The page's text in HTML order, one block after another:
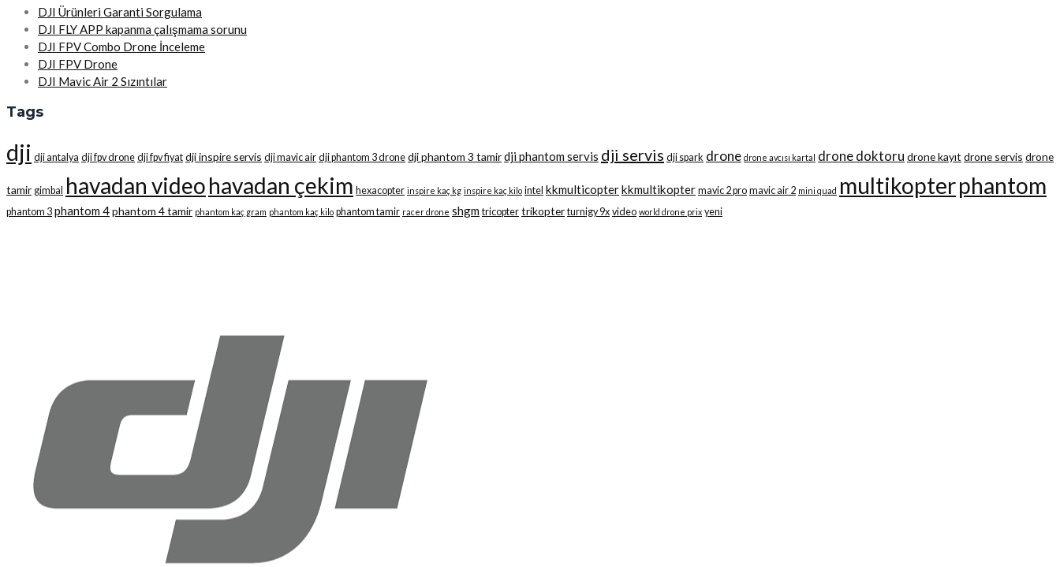
DJI Ürünleri Garanti Sorgulama
DJI FLY APP kapanma çalışmama sorunu
DJI FPV Combo Drone İnceleme
DJI FPV Drone
DJI Mavic Air 2 Sızıntılar
Tags
dji dji antalya dji fpv drone dji fpv fiyat dji inspire servis dji mavic air dji phantom 3 drone dji phantom 3 tamirdji phantom servis dji servis dji spark drone drone avcısı kartal drone doktoru drone kayıt drone servis drone
tamir gimbal havadan videohavadan çekim hexacopter inspire kaç kg inspire kaç kilo intel kkmulticopterkkmultikopter mavic 2 pro mavic air 2 mini quad multikopterphantom
phantom 3 phantom 4phantom 4 tamir phantom kaç gram phantom kaç kilo phantom tamir racer drone shgm tricopter trikopter turnigy 9x video world drone prix yeni